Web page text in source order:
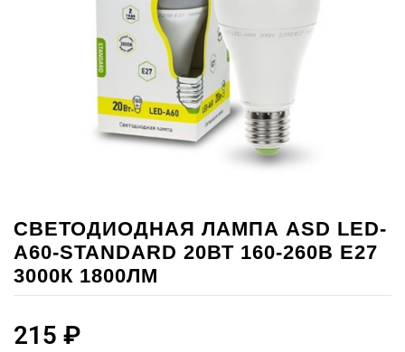
СВЕТОДИОДНАЯ ЛАМПА ASD LED-
A60-STANDARD 20ВТ 160-260В Е27
3000К 1800ЛМ
215 ₽